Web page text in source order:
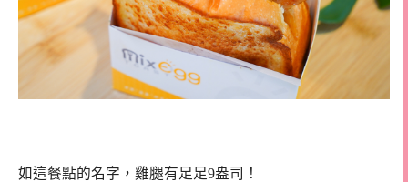
如這餐點的名字，雞腿有足足9盎司！